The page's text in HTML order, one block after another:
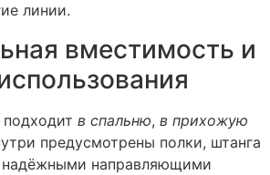
линии.
вместимость и
в спальню, в прихожую
предусмотрены полки, штанга
надёжными направляющими